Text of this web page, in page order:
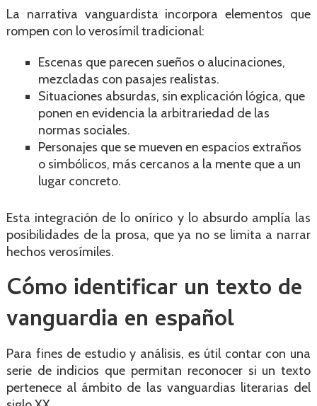
La narrativa vanguardista incorpora elementos que
rompen con lo verosímil tradicional:
Escenas que parecen sueños o alucinaciones,
mezcladas con pasajes realistas.
Situaciones absurdas, sin explicación lógica, que
ponen en evidencia la arbitrariedad de las
normas sociales.
Personajes que se mueven en espacios extraños
o simbólicos, más cercanos a la mente que a un
lugar concreto.
Esta integración de lo onírico y lo absurdo amplía las
posibilidades de la prosa, que ya no se limita a narrar
hechos verosímiles.
Cómo identificar un texto de
vanguardia en español
Para fines de estudio y análisis, es útil contar con una
serie de indicios que permitan reconocer si un texto
pertenece al ámbito de las vanguardias literarias del